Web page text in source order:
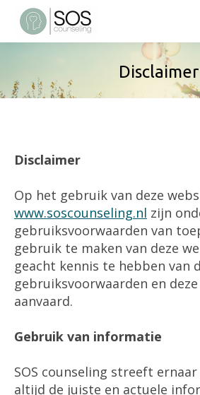
Disclaimer
Disclaimer
Op het gebruik van deze
www.soscounseling.nl zijn
gebruiksvoorwaarden van
gebruik te maken van deze
geacht kennis te hebben van
gebruiksvoorwaarden en
aanvaard.
Gebruik van informatie
SOS counseling streeft
altijd de juiste en actuele